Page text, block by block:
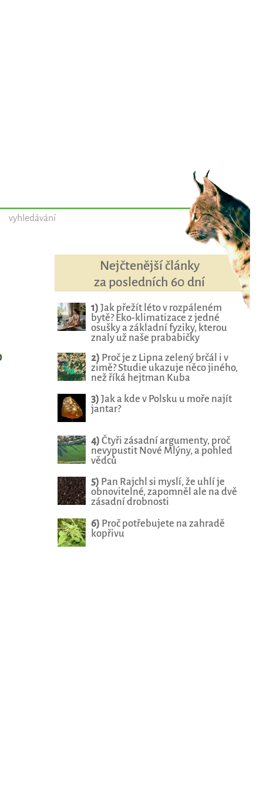
vyhledávání
Nejčtenější články
za posledních 60 dní
1) Jak přežít léto v rozpáleném
bytě? Eko-klimatizace z jedné
osušky a základní fyziky, kterou
znaly už naše prababičky
2) Proč je z Lipna zelený brčál i v
zimě? Studie ukazuje něco jiného,
než říká hejtman Kuba
3) Jak a kde v Polsku u moře najít
jantar?
4) Čtyři zásadní argumenty, proč
nevypustit Nové Mlýny, a pohled
vědců
5) Pan Rajchl si myslí, že uhlí je
obnovitelné, zapomněl ale na dvě
zásadní drobnosti
6) Proč potřebujete na zahradě
kopřivu